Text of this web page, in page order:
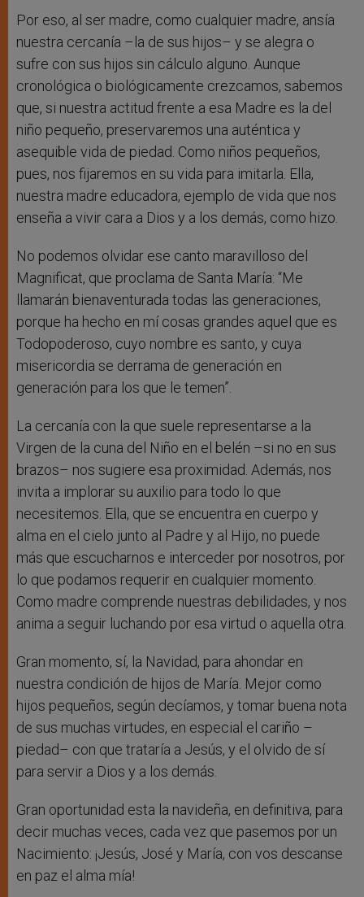
Por eso, al ser madre, como cualquier madre, ansía
nuestra cercanía –la de sus hijos– y se alegra o
sufre con sus hijos sin cálculo alguno. Aunque
cronológica o biológicamente crezcamos, sabemos
que, si nuestra actitud frente a esa Madre es la del
niño pequeño, preservaremos una auténtica y
asequible vida de piedad. Como niños pequeños,
pues, nos fijaremos en su vida para imitarla. Ella,
nuestra madre educadora, ejemplo de vida que nos
enseña a vivir cara a Dios y a los demás, como hizo.
No podemos olvidar ese canto maravilloso del
Magnificat, que proclama de Santa María: “Me
llamarán bienaventurada todas las generaciones,
porque ha hecho en mí cosas grandes aquel que es
Todopoderoso, cuyo nombre es santo, y cuya
misericordia se derrama de generación en
generación para los que le temen”.
La cercanía con la que suele representarse a la
Virgen de la cuna del Niño en el belén –si no en sus
brazos– nos sugiere esa proximidad. Además, nos
invita a implorar su auxilio para todo lo que
necesitemos. Ella, que se encuentra en cuerpo y
alma en el cielo junto al Padre y al Hijo, no puede
más que escucharnos e interceder por nosotros, por
lo que podamos requerir en cualquier momento.
Como madre comprende nuestras debilidades, y nos
anima a seguir luchando por esa virtud o aquella otra.
Gran momento, sí, la Navidad, para ahondar en
nuestra condición de hijos de María. Mejor como
hijos pequeños, según decíamos, y tomar buena nota
de sus muchas virtudes, en especial el cariño –
piedad– con que trataría a Jesús, y el olvido de sí
para servir a Dios y a los demás.
Gran oportunidad esta la navideña, en definitiva, para
decir muchas veces, cada vez que pasemos por un
Nacimiento: ¡Jesús, José y María, con vos descanse
en paz el alma mía!